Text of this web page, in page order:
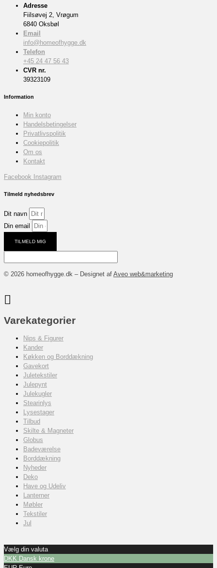
Adresse
Fiilsøvej 2, Vrøgum
6840 Oksbøl
Email
info@homeofhygge.dk
Telefon
+45 24 47 56 43
CVR nr.
39323109
Information
Min konto
Handelsbetingelser
Privatlivspolitik
Cookiepolitik
Om os
Kontakt
Facebook Instagram
Tilmeld nyhedsbrev
Dit navn
Din email
TILMELD MIG
© 2026 homeofhygge.dk – Designet af Aveo web&marketing
Varekategorier
Nips & Figurer
Kander
Køkken og Borddækning
Gavekort
Juletekstiler
Julepynt
Julekugler
Stearinlys
Lysestager
Tilbud
Skilte & Magneter
Globus
Badeværelse
Borddækning
Nyheder
Deko
Have og Udeliv
Lanterner
Møbler
Tekstiler
Jul
Vælg din valuta
DKK Dansk krone